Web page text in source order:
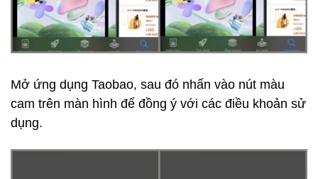
Mở ứng dụng Taobao, sau đó nhấn vào nút màu
cam trên màn hình để đồng ý với các điều khoản sử
dụng.